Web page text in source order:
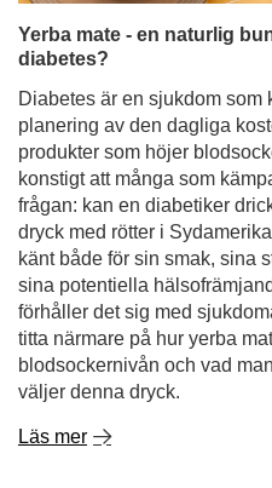
Yerba mate - en naturlig
diabetes?
Diabetes är en sjukdom som
planering av den dagliga
produkter som höjer
konstigt att många som
frågan: kan en diabetiker
dryck med rötter i
känt både för sin smak, sina
sina potentiella
förhåller det sig med
titta närmare på hur yerba
blodsockernivån och vad
väljer denna dryck.
Läs mer